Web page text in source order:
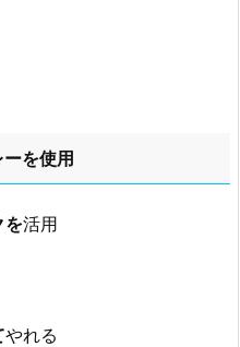
を使用
を活用
やれる